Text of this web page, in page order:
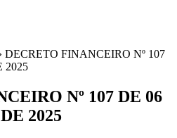
DECRETO FINANCEIRO Nº 107
2025
Nº 107 DE 06
2025